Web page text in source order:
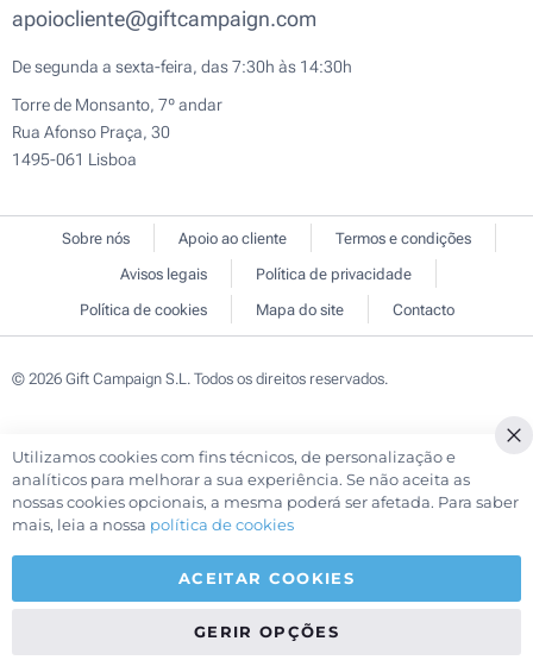
apoiocliente@giftcampaign.com
De segunda a sexta-feira, das 7:30h às 14:30h
Torre de Monsanto, 7º andar
Rua Afonso Praça, 30
1495-061 Lisboa
Sobre nós Apoio ao cliente
Termos e condições
Avisos legais
Política de privacidade
Política de cookies
Mapa do site Contacto
© 2026 Gift Campaign S.L. Todos os direitos reservados.
Utilizamos cookies com fins técnicos, de personalização e
analíticos para melhorar a sua experiência. Se não aceita as
nossas cookies opcionais, a mesma poderá ser afetada. Para saber
mais, leia a nossa política de cookies
ACEITAR COOKIES
GERIR OPÇÕES